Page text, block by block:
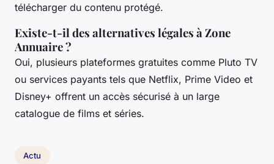
télécharger du contenu protégé.
Existe-t-il des alternatives légales à Zone
Annuaire ?
Oui, plusieurs plateformes gratuites comme Pluto TV
ou services payants tels que Netflix, Prime Video et
Disney+ offrent un accès sécurisé à un large
catalogue de films et séries.
Actu